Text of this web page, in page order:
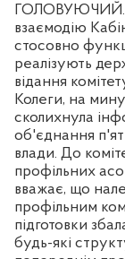
ГОЛОВУЮЧИЙ.
взаємодію
стосовно
реалізують
відання
Колеги, на
сколихнула
об'єднання
влади. До
профільних
вважає, що
профільним
підготовки
будь-які